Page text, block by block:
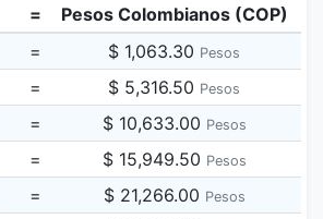
=
Pesos Colombianos (COP)
= $ 1,063.30 Pesos
= $ 5,316.50 Pesos
= $ 10,633.00 Pesos
= $ 15,949.50 Pesos
= $ 21,266.00 Pesos